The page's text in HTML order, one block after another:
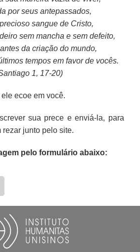
por seus antepassados,
sangue de Cristo,
sem mancha e sem defeito,
da criação do mundo,
tempos em favor de vocês.
1, 17-20)
ecoe em você.
sua prece e enviá-la, para
rezar junto pelo site.
pelo formulário abaixo: